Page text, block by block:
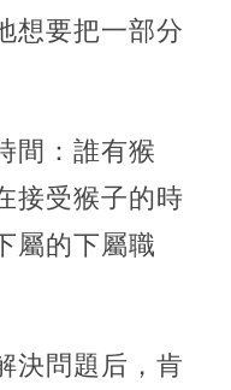
想要把一部分
間：誰有猴
接受猴子的時
屬的下屬職
決問題后，肯